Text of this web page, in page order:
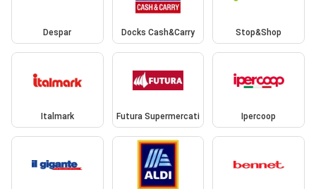
Despar Docks Cash&Carry Stop&Shop
Italmark Futura Supermercati Ipercoop